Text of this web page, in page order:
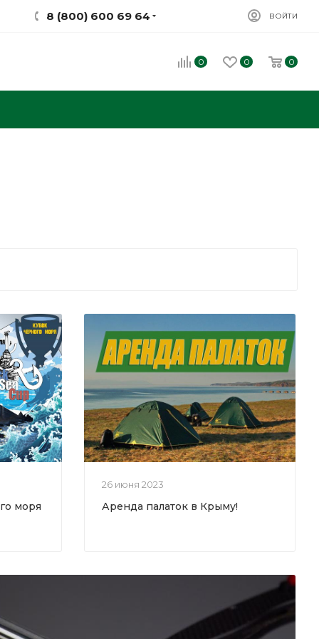
8 (800) 600 69 64 ВОЙТИ
0 0 0
моря
26 июня 2023
Аренда палаток в Крыму!